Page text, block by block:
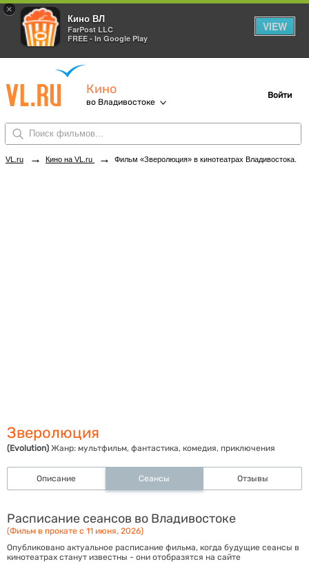
×
Кино ВЛ
FarPost LLC
FREE - In Google Play
VIEW
Кино
во Владивостоке
Войти
VL.ru → Кино на VL.ru → Фильм «Зверолюция» в кинотеатрах Владивостока. Купить билеты!
Зверолюция
(Evolution) Жанр: мультфильм, фантастика, комедия, приключения
Описание Сеансы Отзывы
Расписание сеансов во Владивостоке
(Фильм в прокате с 11 июня, 2026)
Опубликовано актуальное расписание фильма, когда будущие сеансы в
кинотеатрах станут известны - они отобразятся на сайте